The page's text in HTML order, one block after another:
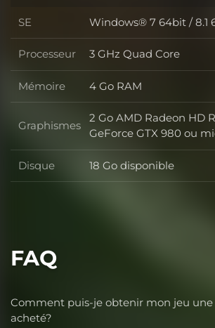
SE SE
Windows® 7 64bit / 8.1
Processeur Processeur
3 GHz Quad Core
Mémoire Mémoire
4 Go RAM
Graphismes Graphismes
2 Go AMD Radeon HD
GeForce GTX 980 ou
Disque Disque
18 Go disponible
FAQ
Comment puis-je obtenir mon jeu une
acheté?